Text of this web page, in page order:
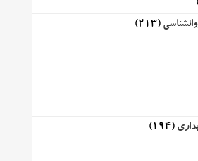
(213)
(194)